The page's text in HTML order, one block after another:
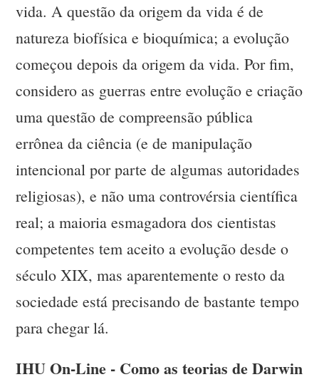
vida. A questão da origem da vida é de
natureza biofísica e bioquímica; a evolução
começou depois da origem da vida. Por fim,
considero as guerras entre evolução e criação
uma questão de compreensão pública
errônea da ciência (e de manipulação
intencional por parte de algumas autoridades
religiosas), e não uma controvérsia científica
real; a maioria esmagadora dos cientistas
competentes tem aceito a evolução desde o
século XIX, mas aparentemente o resto da
sociedade está precisando de bastante tempo
para chegar lá.
IHU On-Line - Como as teorias de Darwin